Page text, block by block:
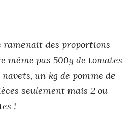
des proportions
même pas 500g de tomates
un kg de pomme de
seulement mais 2 ou
!